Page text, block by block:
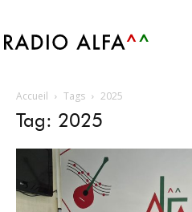
Accueil Tags 2025
Tag: 2025